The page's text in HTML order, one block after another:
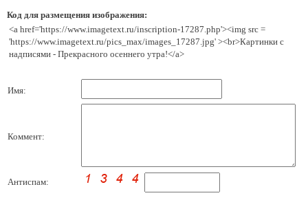
Код для размещения изображения:
<a href='https://www.imagetext.ru/inscription-17287.php'><img src =
'https://www.imagetext.ru/pics_max/images_17287.jpg' ><br>Картинки с
надписями - Прекрасного осеннего утра!</a>
Имя:
Коммент:
Антиспам: